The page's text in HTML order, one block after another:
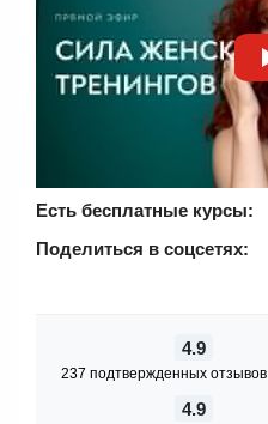
Есть бесплатные курсы:
Поделиться в соцсетях:
4.9
237 подтвержденных отзывов
4.9